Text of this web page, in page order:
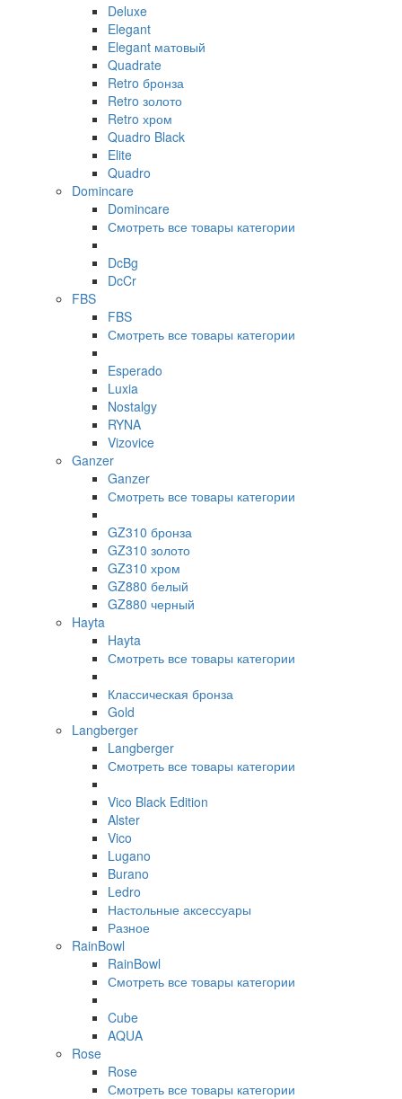
Deluxe
Elegant
Elegant матовый
Quadrate
Retro бронза
Retro золото
Retro хром
Quadro Black
Elite
Quadro
Domincare
Domincare
Смотреть все товары категории
DcBg
DcCr
FBS
FBS
Смотреть все товары категории
Esperado
Luxia
Nostalgy
RYNA
Vizovice
Ganzer
Ganzer
Смотреть все товары категории
GZ310 бронза
GZ310 золото
GZ310 хром
GZ880 белый
GZ880 черный
Hayta
Hayta
Смотреть все товары категории
Классическая бронза
Gold
Langberger
Langberger
Смотреть все товары категории
Vico Black Edition
Alster
Vico
Lugano
Burano
Ledro
Настольные аксессуары
Разное
RainBowl
RainBowl
Смотреть все товары категории
Cube
AQUA
Rose
Rose
Смотреть все товары категории